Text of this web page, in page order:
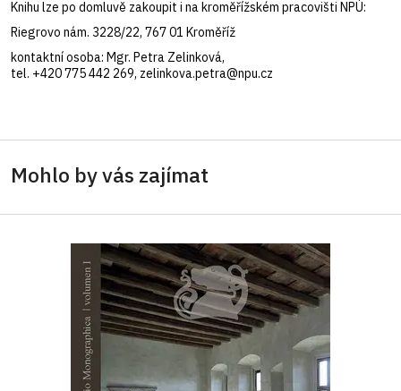
Knihu lze po domluvě zakoupit i na kroměřížském pracovišti NPÚ:
Riegrovo nám. 3228/22, 767 01 Kroměříž
kontaktní osoba: Mgr. Petra Zelinková,
tel. +420 775 442 269, zelinkova.petra@npu.cz
Mohlo by vás zajímat